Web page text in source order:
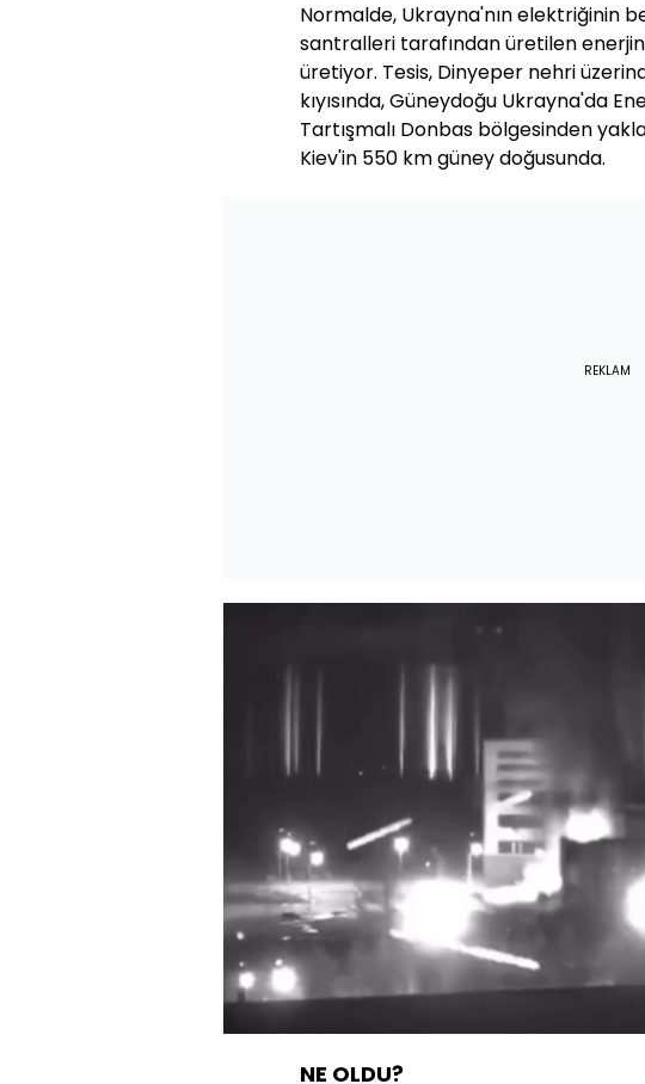
Normalde, Ukrayna'nın elektriğinin
santralleri tarafından üretilen
üretiyor. Tesis, Dinyeper nehri
kıyısında, Güneydoğu Ukrayna'da
Tartışmalı Donbas bölgesinden
Kiev'in 550 km güney doğusunda.
REKLAM
Aç
Yüklendi:
63.02%
NE OLDU?